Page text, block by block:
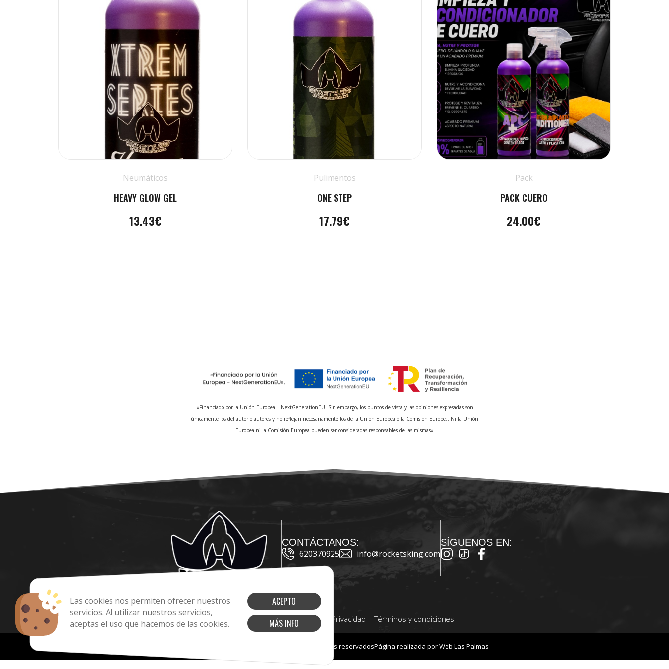
Las cookies nos permiten ofrecer nuestros
servicios. Al utilizar nuestros servicios,
aceptas el uso que hacemos de las cookies.
ACEPTO
MÁS INFO
Neumáticos
HEAVY GLOW GEL
13.43€
Pulimentos
ONE STEP
17.79€
Pack
PACK CUERO
24.00€
«Financiado por la Unión Europea – NextGenerationEU. Sin embargo, los puntos de vista y las opiniones expresadas son
únicamente los del autor o autores y no reflejan necesariamente los de la Unión Europea o la Comisión Europea. Ni la Unión
Europea ni la Comisión Europea pueden ser consideradas responsables de las mismas»
CONTÁCTANOS:
620370925
info@rocketsking.com
SÍGUENOS EN:
Cookies |Aviso Legal|Política de Privacidad |Términos y condiciones
Copyright 2026 - Rocket’s King®️. Todos los derechos reservadosPágina realizada porWeb Las Palmas